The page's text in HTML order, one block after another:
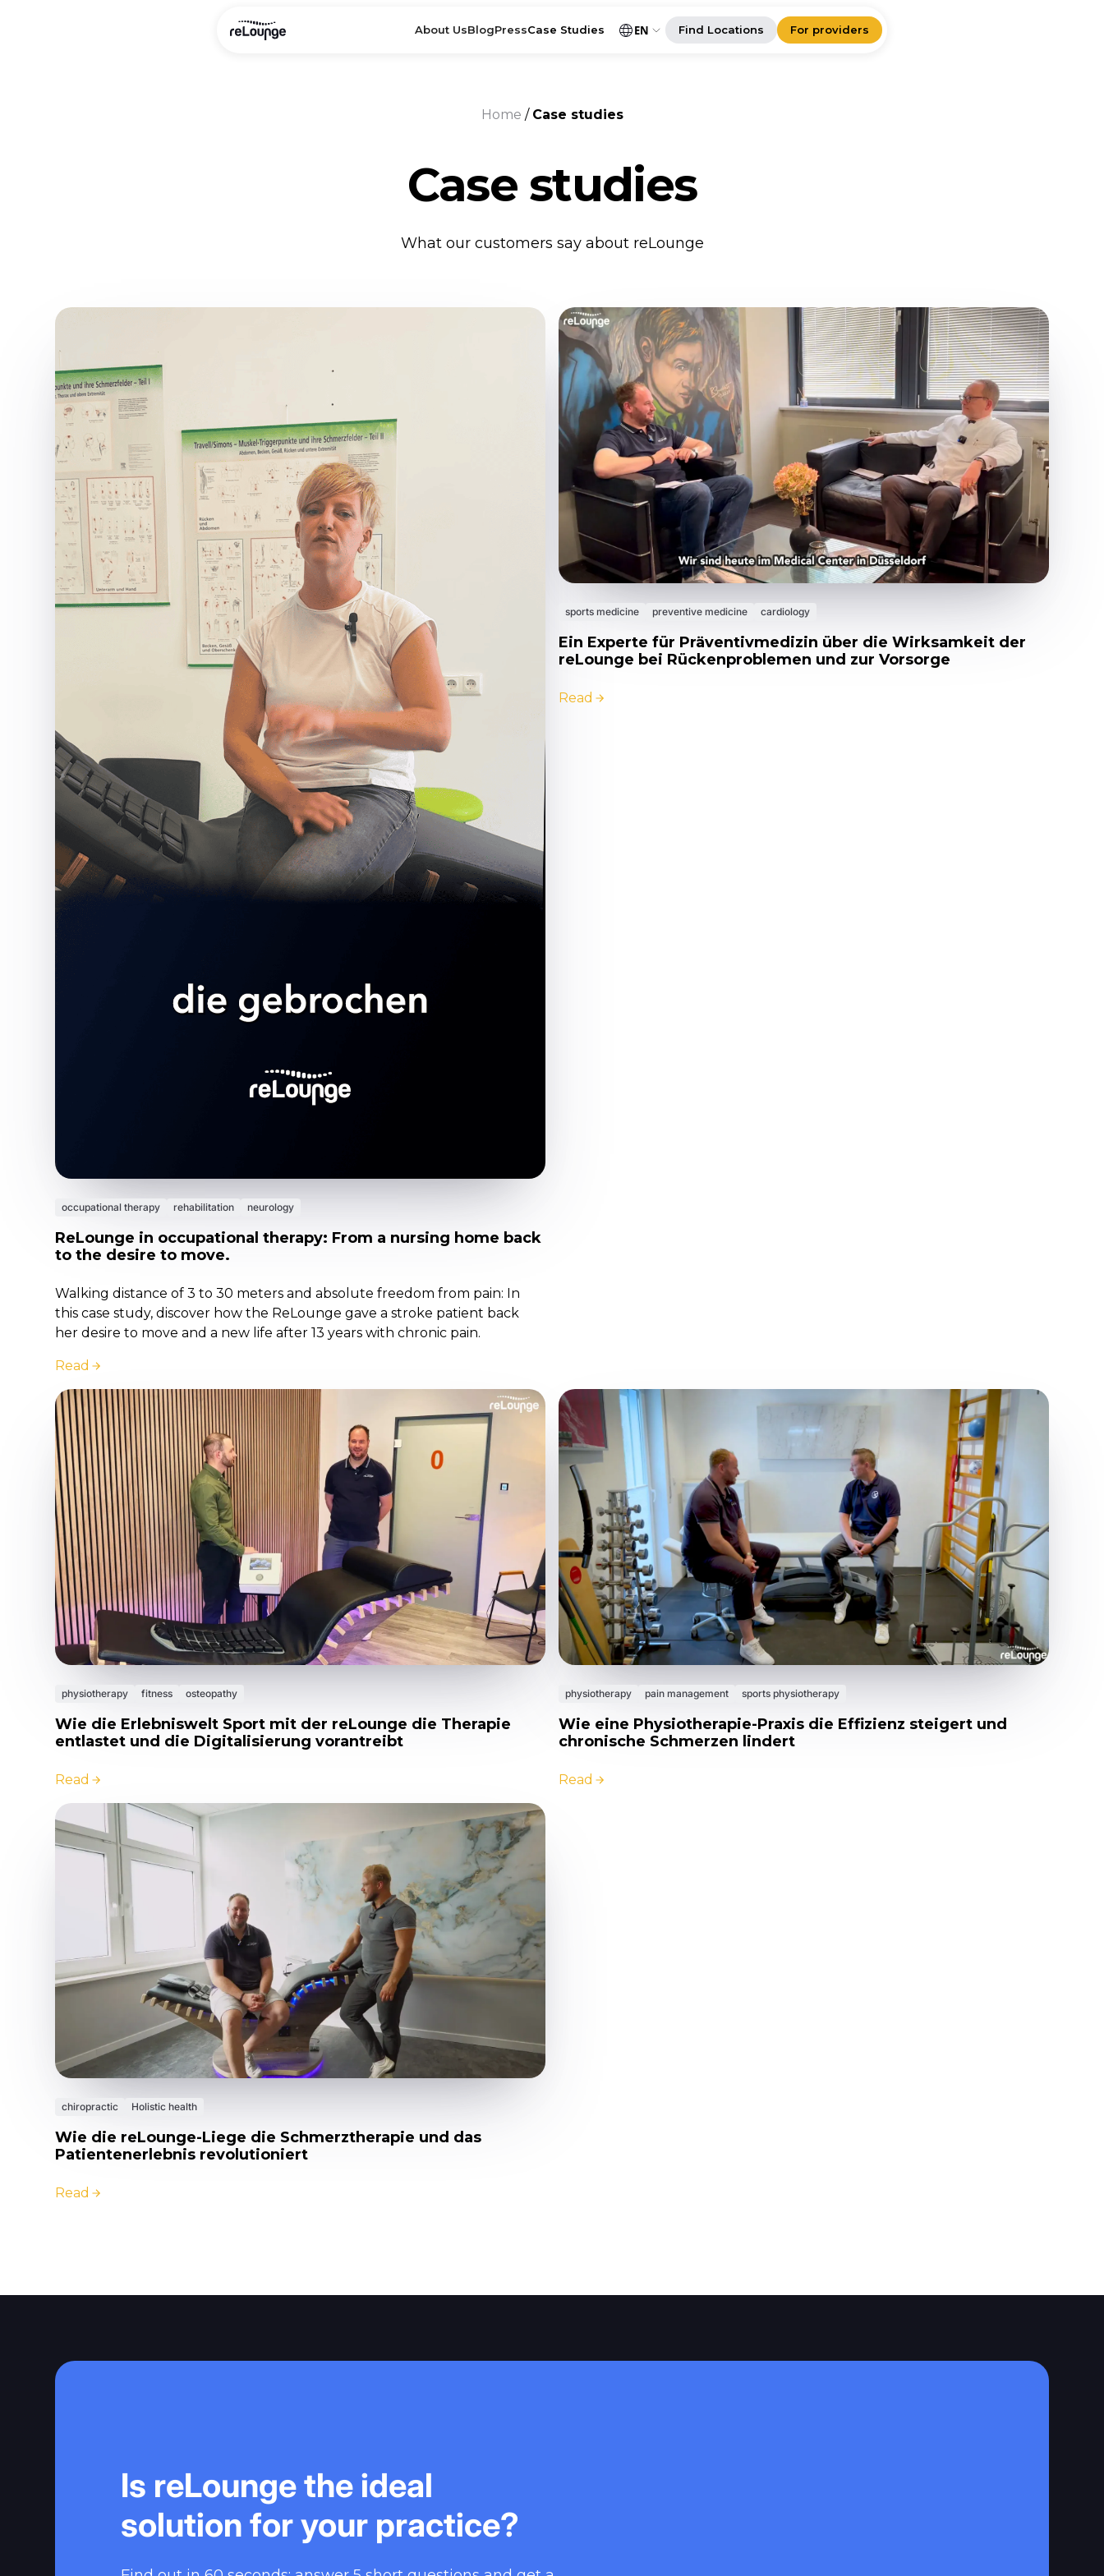
About UsBlogPressCase Studies EN Find Locations For providers
Home / Case studies
Case studies
What our customers say about reLounge
occupational therapy rehabilitation neurology
ReLounge in occupational therapy: From a nursing home back
to the desire to move.
Walking distance of 3 to 30 meters and absolute freedom from pain: In
this case study, discover how the ReLounge gave a stroke patient back
her desire to move and a new life after 13 years with chronic pain.
Read
sports medicine preventive medicine cardiology
Ein Experte für Präventivmedizin über die Wirksamkeit der
reLounge bei Rückenproblemen und zur Vorsorge
Read
physiotherapy fitness osteopathy
Wie die Erlebniswelt Sport mit der reLounge die Therapie
entlastet und die Digitalisierung vorantreibt
Read
physiotherapy pain management sports physiotherapy
Wie eine Physiotherapie-Praxis die Effizienz steigert und
chronische Schmerzen lindert
Read
chiropractic Holistic health
Wie die reLounge-Liege die Schmerztherapie und das
Patientenerlebnis revolutioniert
Read
Is reLounge the ideal
solution for your practice?